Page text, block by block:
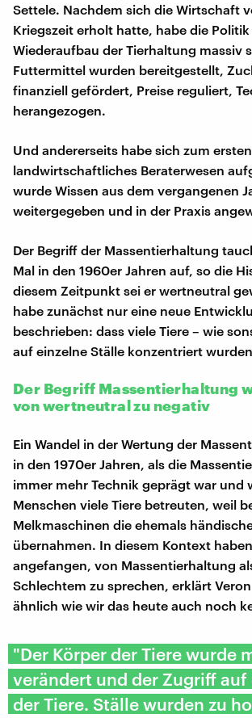
Settele. Nachdem sich die Wirtschaft
Kriegszeit erholt hatte, habe die
Wiederaufbau der Tierhaltung massiv
Futtermittel wurden bereitgestellt,
finanziell gefördert, Preise reguliert,
herangezogen.
Und andererseits habe sich zum
landwirtschaftliches Beraterwesen
wurde Wissen aus dem vergangenen
weitergegeben und in der Praxis
Der Begriff der Massentierhaltung
Mal in den 1960er Jahren auf, so die
diesem Zeitpunkt sei er wertneutral
habe zunächst nur eine neue
beschrieben: dass viele Tiere – wie
auf einzelne Ställe konzentriert
Der Begriff Massentierhaltung
von wertneutral zu negativ
Ein Wandel in der Wertung der
in den 1970er Jahren, als die
immer mehr Technik geprägt war und
Menschen viele Tiere betreuten, weil
Melkmaschinen die ehemals
übernahmen. In diesem Kontext
angefangen, von Massentierhaltung
Schlechtem zu sprechen, erklärt
ähnlich wie wir das heute auch noch
"Der Körper der Tiere wurde
verändert und der Zugriff auf
der Tiere. Ställe wurden zu